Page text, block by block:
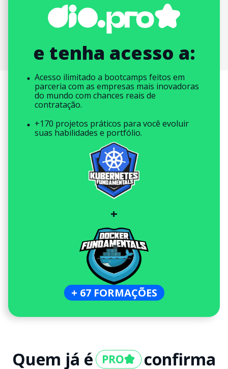
e tenha acesso a:
Acesso ilimitado a bootcamps feitos em
parceria com as empresas mais inovadoras
do mundo com chances reais de
contratação.
+170 projetos práticos para você evoluir
suas habilidades e portfólio.
+
+ 67 FORMAÇÕES
Quem já é confirma